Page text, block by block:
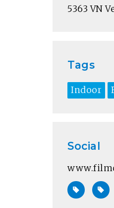
5363 VN
Tags
Indoor
Social